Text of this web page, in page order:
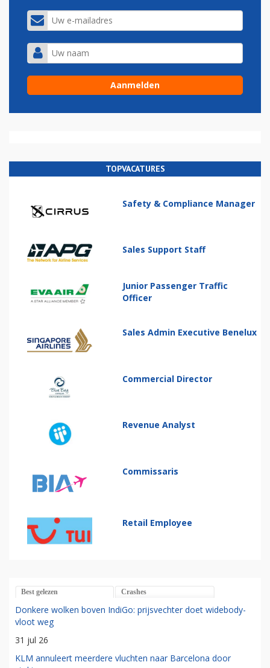
TOPVACATURES
Safety & Compliance Manager
Sales Support Staff
Junior Passenger Traffic
Officer
Sales Admin Executive Benelux
Commercial Director
Revenue Analyst
Commissaris
Retail Employee
Best gelezen Crashes
Donkere wolken boven IndiGo: prijsvechter doet widebody-
vloot weg
31 jul 26
KLM annuleert meerdere vluchten naar Barcelona door